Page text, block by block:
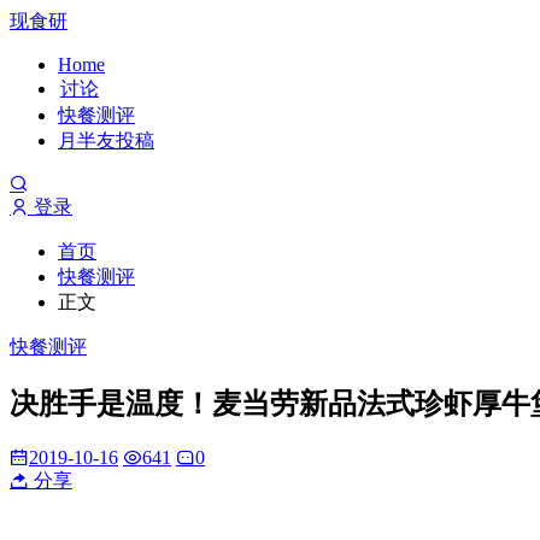
现食研
Home
讨论
快餐测评
月半友投稿
登录
首页
快餐测评
正文
快餐测评
决胜手是温度！麦当劳新品法式珍虾厚牛
2019-10-16 641
0
分享